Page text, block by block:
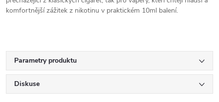
komfortnější zážitek z nikotinu v praktickém 10ml balení.
Parametry produktu
Diskuse